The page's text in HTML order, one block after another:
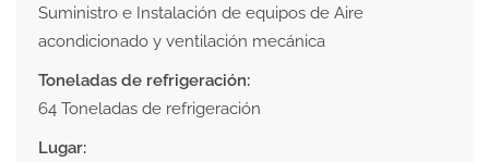
Suministro e Instalación de equipos de Aire
acondicionado y ventilación mecánica
Toneladas de refrigeración:
64 Toneladas de refrigeración
Lugar: